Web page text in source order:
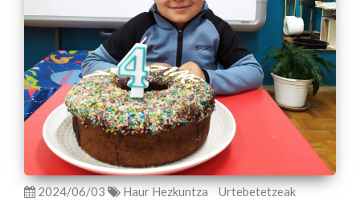
2024/06/03 Haur Hezkuntza Urtebetetzeak